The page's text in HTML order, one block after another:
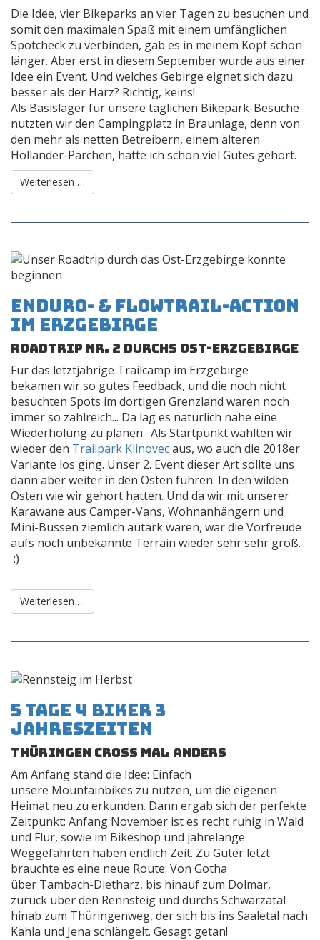
Die Idee, vier Bikeparks an vier Tagen zu besuchen und
somit den maximalen Spaß mit einem umfänglichen
Spotcheck zu verbinden, gab es in meinem Kopf schon
länger. Aber erst in diesem September wurde aus einer
Idee ein Event. Und welches Gebirge eignet sich dazu
besser als der Harz? Richtig, keins!
Als Basislager für unsere täglichen Bikepark-Besuche
nutzten wir den Campingplatz in Braunlage, denn von
den mehr als netten Betreibern, einem älteren
Holländer-Pärchen, hatte ich schon viel Gutes gehört.
Weiterlesen …
Enduro- & Flowtrail-Action
im Erzgebirge
Roadtrip Nr. 2 durchs Ost-Erzgebirge
Für das letztjährige Trailcamp im Erzgebirge
bekamen wir so gutes Feedback, und die noch nicht
besuchten Spots im dortigen Grenzland waren noch
immer so zahlreich... Da lag es natürlich nahe eine
Wiederholung zu planen. Als Startpunkt wählten wir
wieder den Trailpark Klinovecaus, wo auch die 2018er
Variante los ging. Unser 2. Event dieser Art sollte uns
dann aber weiter in den Osten führen. In den wilden
Osten wie wir gehört hatten. Und da wir mit unserer
Karawane aus Camper-Vans, Wohnanhängern und
Mini-Bussen ziemlich autark waren, war die Vorfreude
aufs noch unbekannte Terrain wieder sehr sehr groß.
:)
Weiterlesen …
5 Tage 4 Biker 3
Jahreszeiten
Thüringen Cross mal anders
Am Anfang stand die Idee: Einfach
unsere Mountainbikes zu nutzen, um die eigenen
Heimat neu zu erkunden. Dann ergab sich der perfekte
Zeitpunkt: Anfang November ist es recht ruhig in Wald
und Flur, sowie im Bikeshop und jahrelange
Weggefährten haben endlich Zeit. Zu Guter letzt
brauchte es eine neue Route: Von Gotha
über Tambach-Dietharz, bis hinauf zum Dolmar,
zurück über den Rennsteig und durchs Schwarzatal
hinab zum Thüringenweg, der sich bis ins Saaletal nach
Kahla und Jena schlängelt. Gesagt getan!